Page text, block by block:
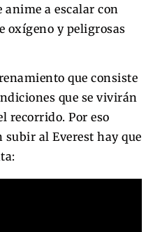
anime a escalar con
oxígeno y peligrosas
que consiste
que se vivirán
recorrido. Por eso
subir al Everest hay que